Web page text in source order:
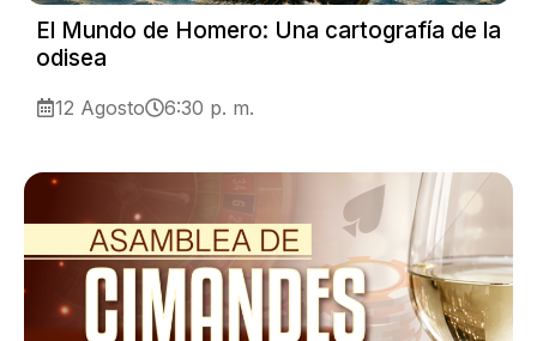
El Mundo de Homero: Una cartografía de la
odisea
12 Agosto 6:30 p. m.